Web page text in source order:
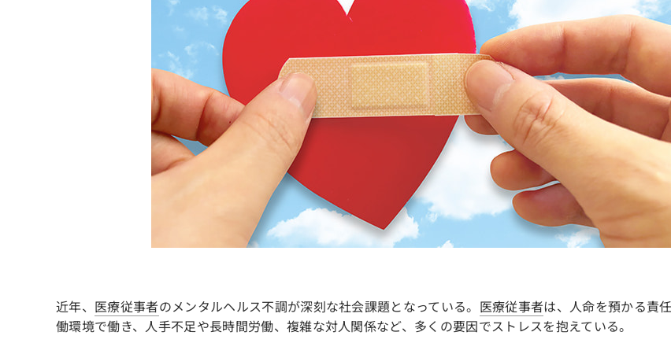
近年、 医療従事者のメンタルヘルス不調が深刻な社会課題となっている。 医療従事者は、人命を預かる責
働環境で働き、人手不足や長時間労働、複雑な対人関係など、多くの要因でストレスを抱えている。